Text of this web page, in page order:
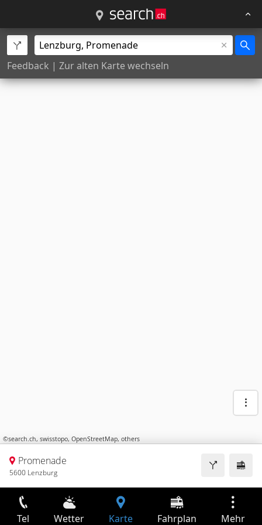
Feedback | Zur alten Karte wechseln
©search.ch, swisstopo, OpenStreetMap, others
Promenade
5600 Lenzburg
Tel Wetter Karte Fahrplan Mehr